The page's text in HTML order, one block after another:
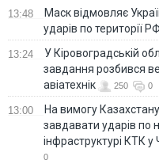
13:48
Маск відмовляє
ударів по території РФ
13:24
У Кіровоградській
завдання розбився
авіатехнік
250 0
13:00
На вимогу
завдавати ударів по
інфраструктурі КТК
0